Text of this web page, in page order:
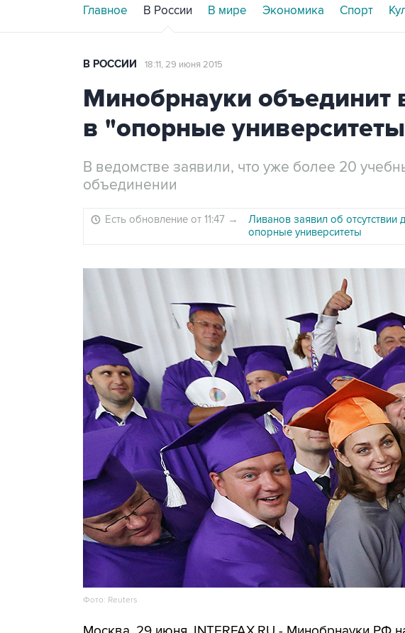
Главное В России В мире Экономика Спорт
В РОССИИ 18:11, 29 июня 2015
Минобрнауки объединит
в "опорные
В ведомстве заявили, что уже более 20
объединении
Есть обновление от 11:47 →
Ливанов заявил об
опорные университеты
Фото: Reuters